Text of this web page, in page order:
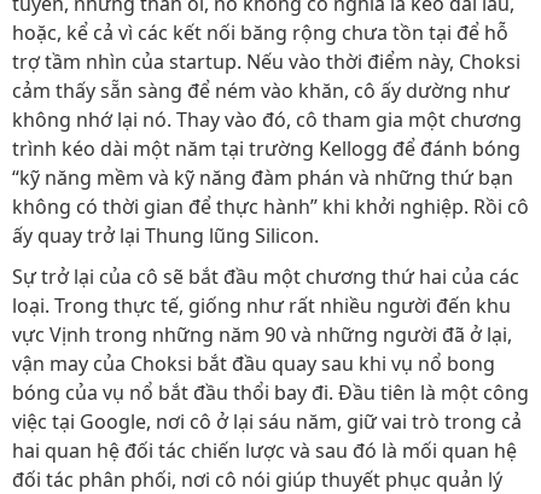
hoặc, kể cả vì các kết nối băng rộng chưa tồn tại để hỗ
trợ tầm nhìn của startup. Nếu vào thời điểm này, Choksi
cảm thấy sẵn sàng để ném vào khăn, cô ấy dường như
không nhớ lại nó. Thay vào đó, cô tham gia một chương
trình kéo dài một năm tại trường Kellogg để đánh bóng
“kỹ năng mềm và kỹ năng đàm phán và những thứ bạn
không có thời gian để thực hành” khi khởi nghiệp. Rồi cô
ấy quay trở lại Thung lũng Silicon.
Sự trở lại của cô sẽ bắt đầu một chương thứ hai của các
loại. Trong thực tế, giống như rất nhiều người đến khu
vực Vịnh trong những năm 90 và những người đã ở lại,
vận may của Choksi bắt đầu quay sau khi vụ nổ bong
bóng của vụ nổ bắt đầu thổi bay đi. Đầu tiên là một công
việc tại Google, nơi cô ở lại sáu năm, giữ vai trò trong cả
hai quan hệ đối tác chiến lược và sau đó là mối quan hệ
đối tác phân phối, nơi cô nói giúp thuyết phục quản lý